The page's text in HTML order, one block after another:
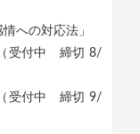
への対応法」
受付中 締切 8/
受付中 締切 9/